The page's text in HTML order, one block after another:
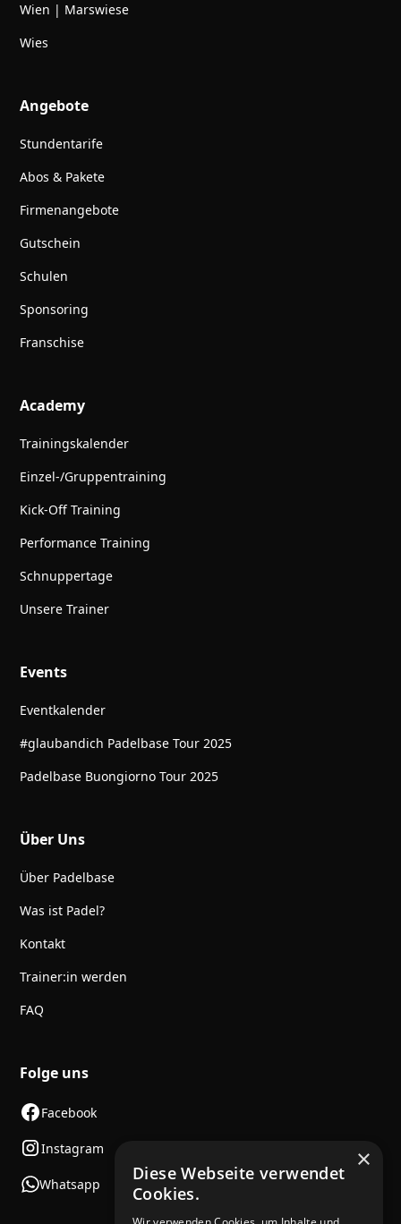
Wien | Marswiese
Wies
Angebote
Stundentarife
Abos & Pakete
Firmenangebote
Gutschein
Schulen
Sponsoring
Franschise
Academy
Trainingskalender
Einzel-/Gruppentraining
Kick-Off Training
Performance Training
Schnuppertage
Unsere Trainer
Events
Eventkalender
#glaubandich Padelbase Tour 2025
Padelbase Buongiorno Tour 2025
Über Uns
Über Padelbase
Was ist Padel?
Kontakt
Trainer:in werden
FAQ
Folge uns
Facebook
Instagram
Whatsapp
×
Diese Webseite verwendet
Cookies.